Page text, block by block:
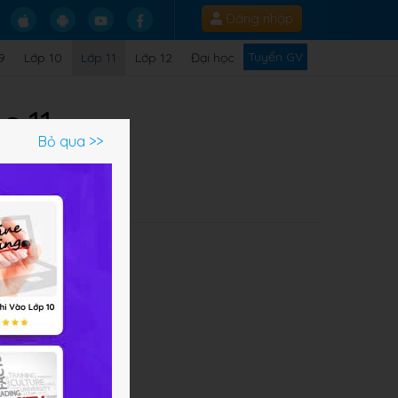
Đăng nhập
Lớp 10 Lớp 11 Lớp 12 Đại học Tuyển GV
11Bỏ qua >>